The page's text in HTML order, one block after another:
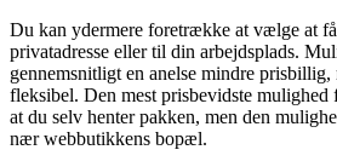
Du kan ydermere foretrække at vælge at
privatadresse eller til din arbejdsplads.
gennemsnitligt en anelse mindre
fleksibel. Den mest prisbevidste
at du selv henter pakken, men den
nær webbutikkens bopæl.